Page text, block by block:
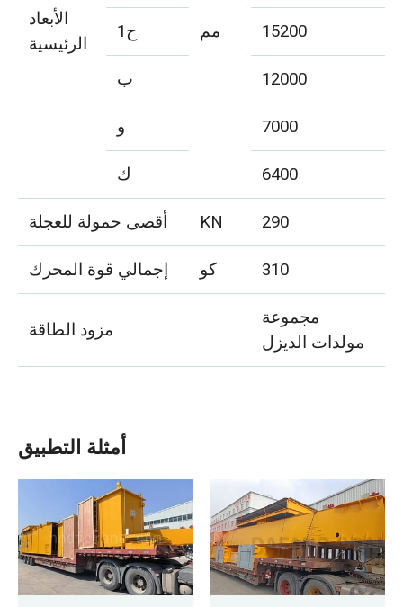
الأبعاد
الرئيسية
مم
ح1
15200
ب
12000
و
7000
ك
6400
أقصى حمولة للعجلة
KN
290
إجمالي قوة المحرك
كو 310
مزود الطاقة
مجموعة
مولدات الديزل
أمثلة التطبيق